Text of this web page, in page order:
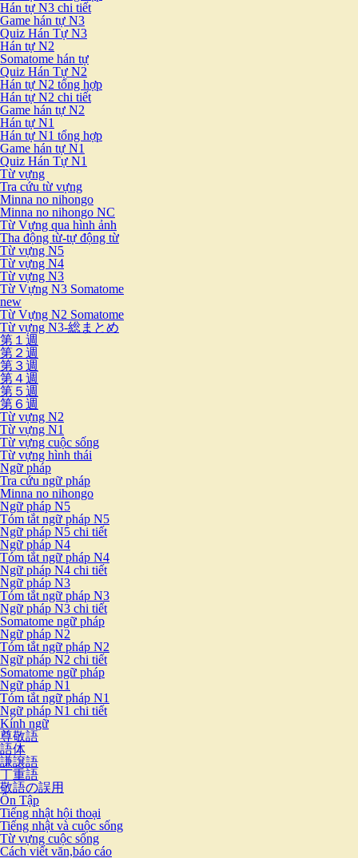
Hán tự N3 chi tiết
Game hán tự N3
Quiz Hán Tự N3
Hán tự N2
Somatome hán tự
Quiz Hán Tự N2
Hán tự N2 tổng hợp
Hán tự N2 chi tiết
Game hán tự N2
Hán tự N1
Hán tự N1 tổng hợp
Game hán tự N1
Quiz Hán Tự N1
Từ vựng
Tra cứu từ vựng
Minna no nihongo
Minna no nihongo NC
Từ Vựng qua hình ảnh
Tha động từ-tự động từ
Từ vựng N5
Từ vựng N4
Từ vựng N3
Từ Vựng N3 Somatome
new
Từ Vựng N2 Somatome
Từ vựng N3-総まとめ
第１週
第２週
第３週
第４週
第５週
第６週
Từ vựng N2
Từ vựng N1
Từ vựng cuộc sống
Từ vựng hình thái
Ngữ pháp
Tra cứu ngữ pháp
Minna no nihongo
Ngữ pháp N5
Tóm tắt ngữ pháp N5
Ngữ pháp N5 chi tiết
Ngữ pháp N4
Tóm tắt ngữ pháp N4
Ngữ pháp N4 chi tiết
Ngữ pháp N3
Tóm tắt ngữ pháp N3
Ngữ pháp N3 chi tiết
Somatome ngữ pháp
Ngữ pháp N2
Tóm tắt ngữ pháp N2
Ngữ pháp N2 chi tiết
Somatome ngữ pháp
Ngữ pháp N1
Tóm tắt ngữ pháp N1
Ngữ pháp N1 chi tiết
Kính ngữ
尊敬語
語体
謙譲語
丁重語
敬語の誤用
Ôn Tập
Tiếng nhật hội thoại
Tiếng nhật và cuộc sống
Từ vựng cuộc sống
Cách viết văn,báo cáo